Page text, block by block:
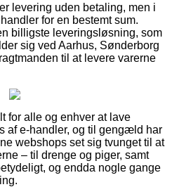
levering uden betaling, men i
for en bestemt sum.
billigste leveringsløsning, som
sig ved Aarhus, Sønderborg
til at levere varerne
for alle og enhver at lave
af e-handler, og til gengæld har
webshops set sig tvunget til at
– til drenge og piger, samt
og endda nogle gange